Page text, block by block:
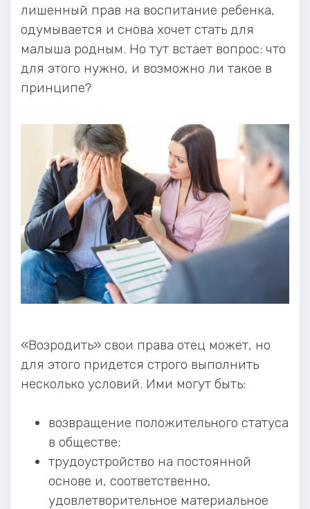
лишенный прав на воспитание ребенка,
одумывается и снова хочет стать для
малыша родным. Но тут встает вопрос: что
для этого нужно, и возможно ли такое в
принципе?
«Возродить» свои права отец может, но
для этого придется строго выполнить
несколько условий. Ими могут быть:
возвращение положительного статуса
в обществе;
трудоустройство на постоянной
основе и, соответственно,
удовлетворительное материальное